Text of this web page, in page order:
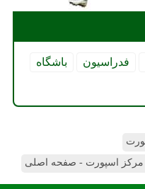
فدراسیون
باشگاه
مرکز اسپورت - صفحه اصلی